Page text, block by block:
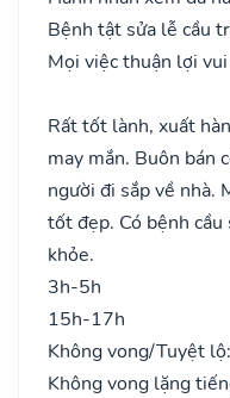
Bệnh tật sửa lễ cầu
Mọi việc thuận lợi
Rất tốt lành, xuất
may mắn. Buôn bán
người đi sắp về nhà.
tốt đẹp. Có bệnh
khỏe.
3h-5h
15h-17h
Không vong/Tuyệt lộ:
Không vong lặng